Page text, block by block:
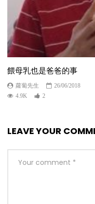
餵母乳也是爸爸的事
蘿蔔先生
26/06/2018
4.9K
2
LEAVE YOUR